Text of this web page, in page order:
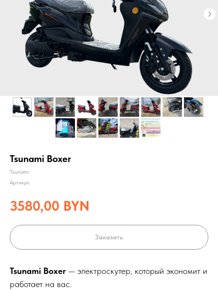
Tsunami Boxer
Tsunami
Артикул:
3580,00 BYN
Заказать
Tsunami Boxer — электроскутер, который экономит и
работает на вас.